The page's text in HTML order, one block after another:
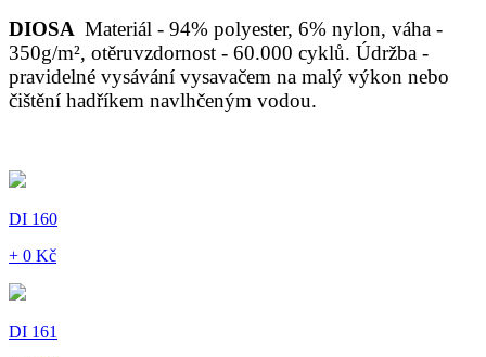
DIOSA Materiál - 94% polyester, 6% nylon, váha -
350g/m², otěruvzdornost - 60.000 cyklů. Údržba -
pravidelné vysávání vysavačem na malý výkon nebo
čištění hadříkem navlhčeným vodou.
DI 160
+ 0 Kč
DI 161